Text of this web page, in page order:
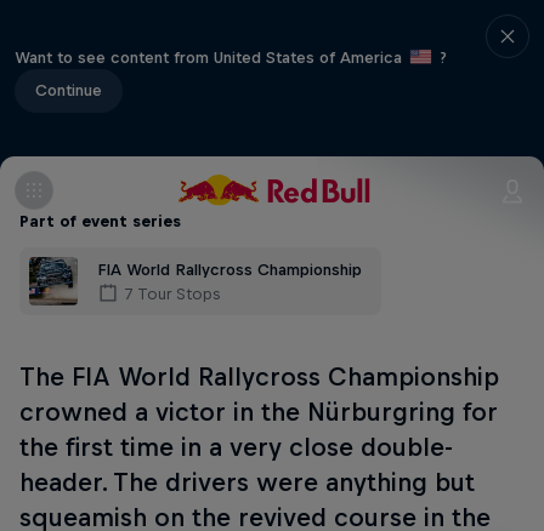
Want to see content from United States of America
?
Continue
Part of event series
FIA World Rallycross Championship
7 Tour Stops
The FIA World Rallycross Championship
crowned a victor in the Nürburgring for
the first time in a very close double-
header. The drivers were anything but
squeamish on the revived course in the